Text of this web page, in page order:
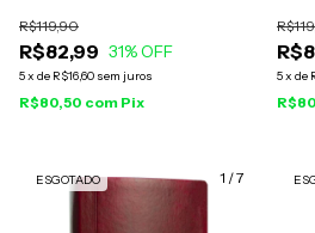
R$82,99
R$119,90
31% OFF
5x de R$16,60 sem juros
R$80,50 com Pix
5x de
1 /7
ESGOTADO